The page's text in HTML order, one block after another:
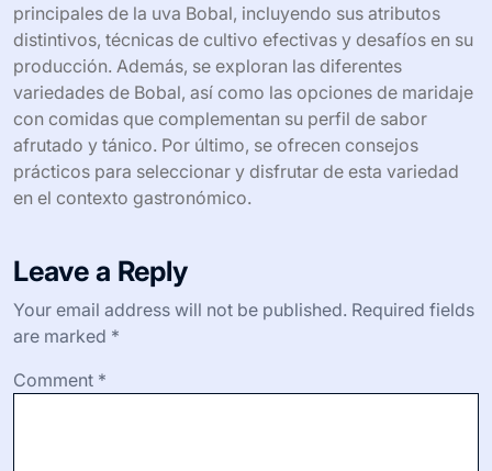
principales de la uva Bobal, incluyendo sus atributos
distintivos, técnicas de cultivo efectivas y desafíos en su
producción. Además, se exploran las diferentes
variedades de Bobal, así como las opciones de maridaje
con comidas que complementan su perfil de sabor
afrutado y tánico. Por último, se ofrecen consejos
prácticos para seleccionar y disfrutar de esta variedad
en el contexto gastronómico.
Leave a Reply
Your email address will not be published. Required fields
are marked *
Comment *